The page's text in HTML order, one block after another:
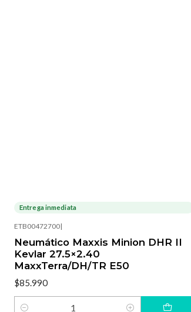
Entrega inmediata
ETB00472700|
Neumático Maxxis Minion DHR II
Kevlar 27.5×2.40
MaxxTerra/DH/TR E50
$85.990